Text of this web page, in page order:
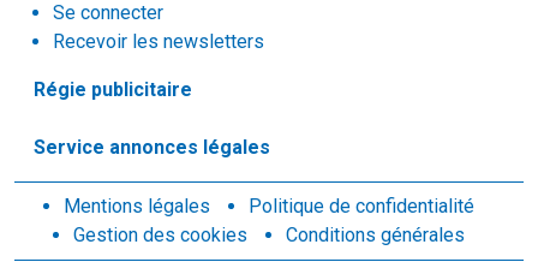
Se connecter
Recevoir les newsletters
Régie publicitaire
Service annonces légales
Mentions légales
Politique de confidentialité
Gestion des cookies
Conditions générales